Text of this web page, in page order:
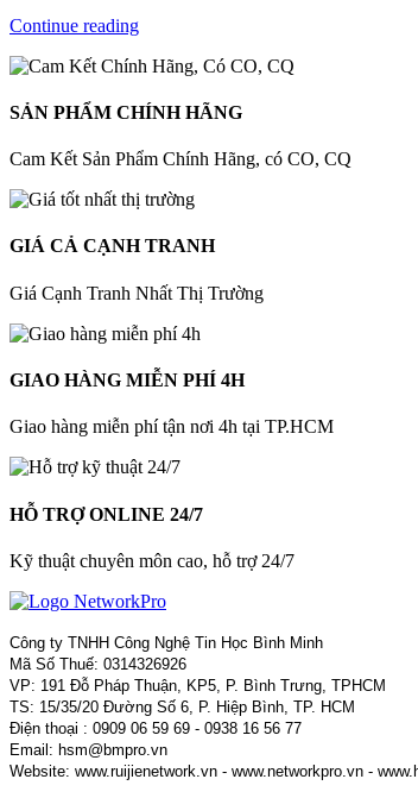
Continue reading
SẢN PHẨM CHÍNH HÃNG
Cam Kết Sản Phẩm Chính Hãng, có CO, CQ
GIÁ CẢ CẠNH TRANH
Giá Cạnh Tranh Nhất Thị Trường
GIAO HÀNG MIỄN PHÍ 4H
Giao hàng miễn phí tận nơi 4h tại TP.HCM
HỖ TRỢ ONLINE 24/7
Kỹ thuật chuyên môn cao, hỗ trợ 24/7
Công ty TNHH Công Nghệ Tin Học Bình Minh
Mã Số Thuế: 0314326926
VP: 191 Đỗ Pháp Thuận, KP5, P. Bình Trưng, TPHCM
TS: 15/35/20 Đường Số 6, P. Hiệp Bình, TP. HCM
Điện thoại : 0909 06 59 69 - 0938 16 56 77
Email: hsm@bmpro.vn
Website: www.ruijienetwork.vn - www.networkpro.vn -